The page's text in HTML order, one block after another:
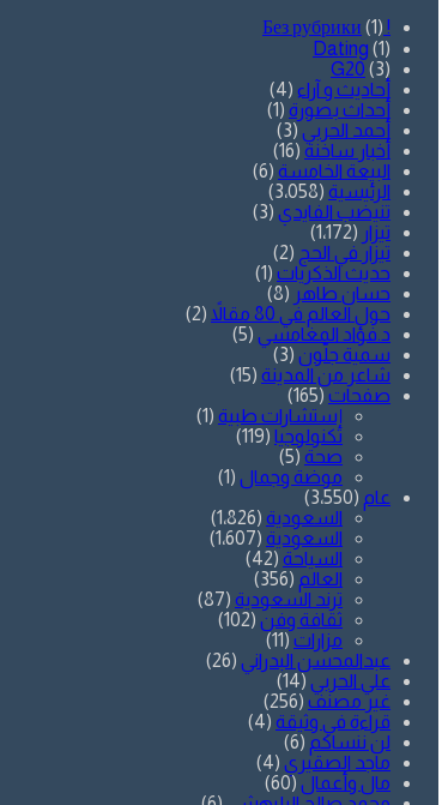
! Без рубрики
(1)
Dating (1)
G20 (3)
أحاديث و آراء (4)
أحداث بصورة (1)
أحمد الحربي (3)
أخبار ساخنة (16)
البيعة الخامسة (6)
الرئيسية (3٬058)
تنيضب الفايدي (3)
تيزار (1٬172)
تيزار في الحج (2)
حديث الذكريات (1)
حسان طاهر (8)
حول العالم في 80 مقالاً
(2)
د.فؤاد المغامسي (5)
سمية جلّون (3)
شاعر من المدينة (15)
صفحات (165)
إستشارات طبية (1)
تكنولوجيا (119)
صحة (5)
موضة وجمال (1)
عام (3٬550)
السعودية (1٬826)
السعودية (1٬607)
السياحة (42)
العالم (356)
ترند السعودية (87)
ثقافة وفن (102)
مزارات (11)
عبدالمحسن البدراني (26)
علي الحربي (14)
غير مصنف (256)
قراءة في وثيقة (4)
لن ننساكم (6)
ماجد الصقيري (4)
مال وأعمال (60)